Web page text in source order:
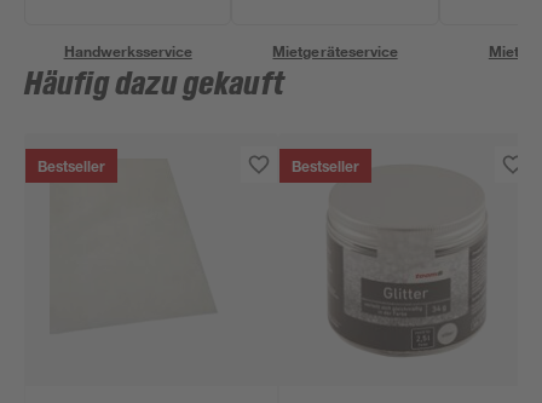
Handwerksservice Mietgeräteservice
Häufig dazu gekauft
Bestseller Bestseller